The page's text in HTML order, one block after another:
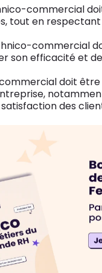
commercial
tout en
commercial
son efficacité et
doit
des